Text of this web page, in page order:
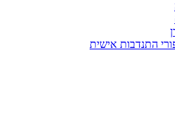
התנדבות אישית